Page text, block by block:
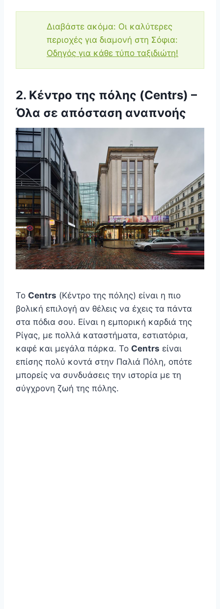
Διαβάστε ακόμα: Οι καλύτερες
περιοχές για διαμονή στη Σόφια:
Οδηγός για κάθε τύπο ταξιδιώτη!
2. Κέντρο της πόλης (Centrs) –
Όλα σε απόσταση αναπνοής
Το Centrs (Κέντρο της πόλης) είναι η πιο
βολική επιλογή αν θέλεις να έχεις τα πάντα
στα πόδια σου. Είναι η εμπορική καρδιά της
Ρίγας, με πολλά καταστήματα, εστιατόρια,
καφέ και μεγάλα πάρκα. Το Centrs είναι
επίσης πολύ κοντά στην Παλιά Πόλη, οπότε
μπορείς να συνδυάσεις την ιστορία με τη
σύγχρονη ζωή της πόλης.